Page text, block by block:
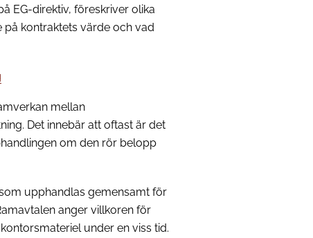
EG-direktiv, föreskriver olika
kontraktets värde och vad
mellan
Det innebär att oftast är det
om den rör belopp
upphandlas gemensamt för
anger villkoren för
under en viss tid.